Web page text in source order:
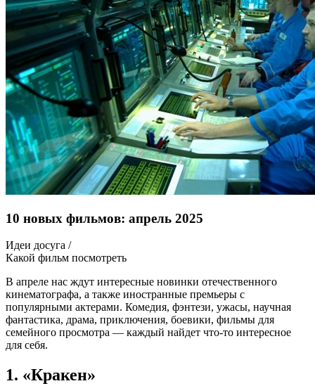
10 новых фильмов: апрель 2025
Идеи досуга /
Какой фильм посмотреть
В апреле нас ждут интересные новинки отечественного
кинематографа, а также иностранные премьеры с
популярными актерами. Комедия, фэнтези, ужасы, научная
фантастика, драма, приключения, боевики, фильмы для
семейного просмотра — каждый найдет что-то интересное
для себя.
1. «Кракен»